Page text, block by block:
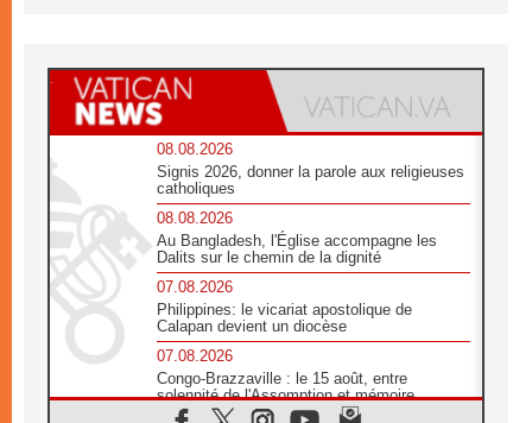
08.08.2026
Signis 2026, donner la parole aux religieuses
catholiques
08.08.2026
Au Bangladesh, l'Église accompagne les
Dalits sur le chemin de la dignité
07.08.2026
Philippines: le vicariat apostolique de
Calapan devient un diocèse
07.08.2026
Congo-Brazzaville : le 15 août, entre
solennité de l'Assomption et mémoire
nationale